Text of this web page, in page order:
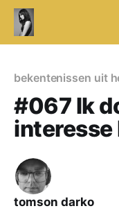
bekentenissen uit
#067 Ik
interesse
tomson darko